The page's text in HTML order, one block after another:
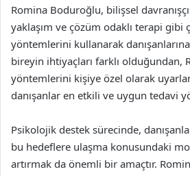
Romina Boduroğlu, bilişsel
yaklaşım ve çözüm odaklı terapi gibi
yöntemlerini kullanarak
bireyin ihtiyaçları farklı olduğundan,
yöntemlerini kişiye özel olarak
danışanlar en etkili ve uygun tedavi
Psikolojik destek sürecinde,
bu hedeflere ulaşma konusundaki
artırmak da önemli bir amaçtır.